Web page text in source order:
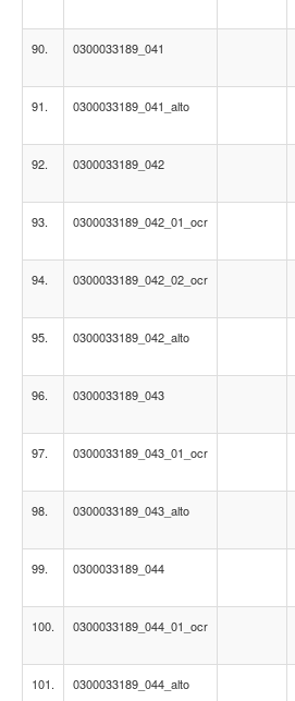
90. 0300033189_041
91. 0300033189_041_alto
92. 0300033189_042
93. 0300033189_042_01_ocr
94. 0300033189_042_02_ocr
95. 0300033189_042_alto
96. 0300033189_043
97. 0300033189_043_01_ocr
98. 0300033189_043_alto
99. 0300033189_044
100. 0300033189_044_01_ocr
101. 0300033189_044_alto